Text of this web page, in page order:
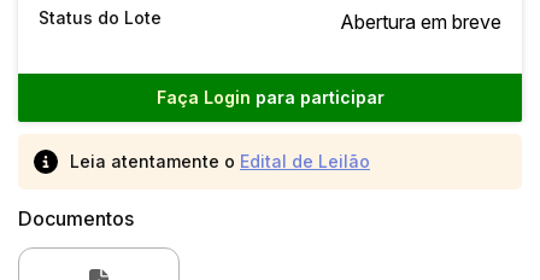
Status do Lote Abertura em breve
Faça Login para participar
Leia atentamente o Edital de Leilão
Documentos